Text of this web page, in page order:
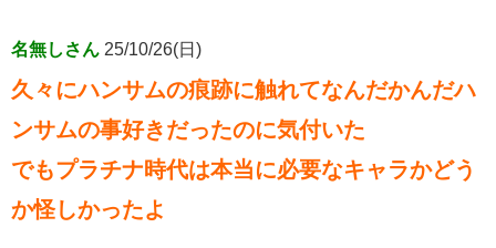
名無しさん 25/10/26(日)
久々にハンサムの痕跡に触れてなんだかんだハ
ンサムの事好きだったのに気付いた
でもプラチナ時代は本当に必要なキャラかどう
か怪しかったよ